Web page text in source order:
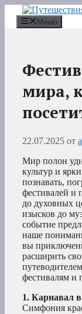
Перейти
содержимому
Меню
мира,
22.07.2025 от
Мир полон
культур и
познавать,
фестивалей и
до духовных
изысков до
событие
наше
вы
расширить
фестивалям и
1. Карнавал
Симфония